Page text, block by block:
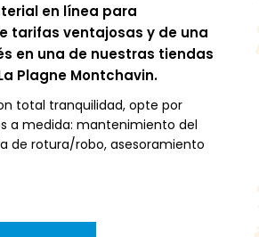
en
a la estación de esquí Paradiski,
del mundo, Montchavin es
para los amantes del freeride.
vasto terreno de juego con 425
de las cuales se encuentran
en línea para
tarifas ventajosas y de una
en una de nuestras tiendas
Plagne Montchavin.
total tranquilidad, opte por
a medida: mantenimiento del
de rotura/robo, asesoramiento